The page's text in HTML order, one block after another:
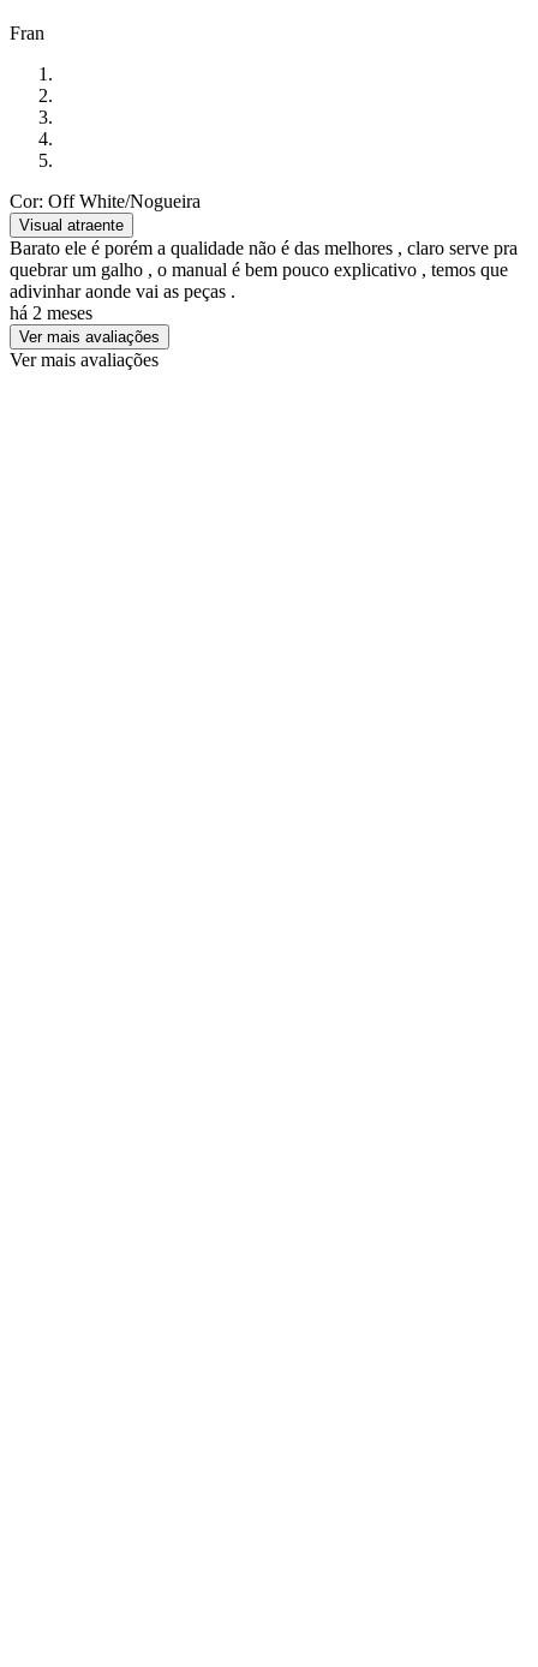
Fran
Cor: Off White/Nogueira
Visual atraente
Barato ele é porém a qualidade não é das melhores , claro serve pra
quebrar um galho , o manual é bem pouco explicativo , temos que
adivinhar aonde vai as peças .
há 2 meses
Ver mais avaliações
Ver mais avaliações